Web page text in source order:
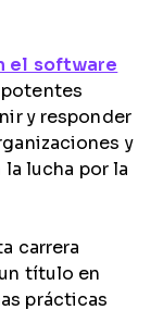
el software
y responder
y
lucha por la
carrera
título en
prácticas